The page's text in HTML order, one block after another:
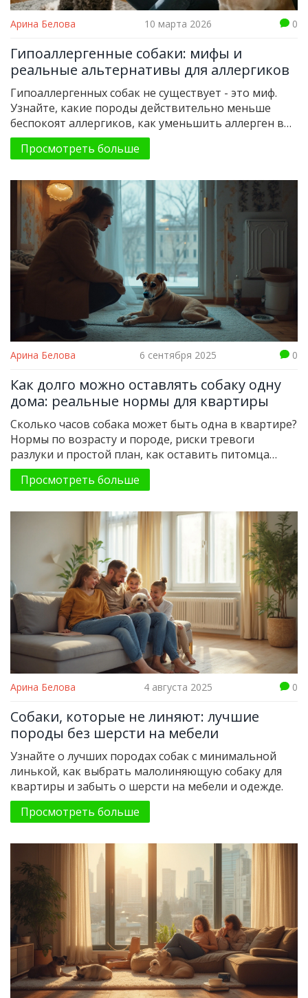
Арина Белова 10 марта 2026 0
Гипоаллергенные собаки: мифы и
реальные альтернативы для аллергиков
Гипоаллергенных собак не существует - это миф.
Узнайте, какие породы действительно меньше
беспокоят аллергиков, как уменьшить аллерген в
доме и как правильно выбрать питомца, если у вас
аллергия на собак.
Просмотреть больше
Арина Белова 6 сентября 2025 0
Как долго можно оставлять собаку одну
дома: реальные нормы для квартиры
Сколько часов собака может быть одна в квартире?
Нормы по возрасту и породе, риски тревоги
разлуки и простой план, как оставить питомца
спокойно и безопасно.
Просмотреть больше
Арина Белова 4 августа 2025 0
Собаки, которые не линяют: лучшие
породы без шерсти на мебели
Узнайте о лучших породах собак с минимальной
линькой, как выбрать малолиняющую собаку для
квартиры и забыть о шерсти на мебели и одежде.
Просмотреть больше